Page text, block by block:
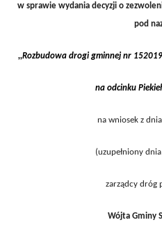
w sprawie wydania decyzji o
pod
,,Rozbudowa drogi gminnej nr
na odcinku
na wniosek z
(uzupełniony
zarządcy dróg
Wójta Gminy